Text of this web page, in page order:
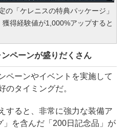
の「ケレニスの特典パッケージ」
得経験値が1,000%アップすると
ペーンが盛りだくさん
ペーンやイベントを実施して
のタイミングだ。
すると、非常に強力な装備ア
」を含んだ「200日記念品」が